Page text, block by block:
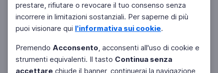
prestare, rifiutare o revocare il tuo consenso senza
incorrere in limitazioni sostanziali. Per saperne di più
puoi visionare qui l'informativa sui cookie.
Premendo Acconsento, acconsenti all'uso di cookie e
strumenti equivalenti. Il tasto Continua senza
accettare chiude il banner, continuerai la navigazione